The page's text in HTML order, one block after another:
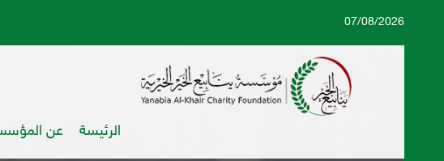
07/08/2026
الرئيسة عن